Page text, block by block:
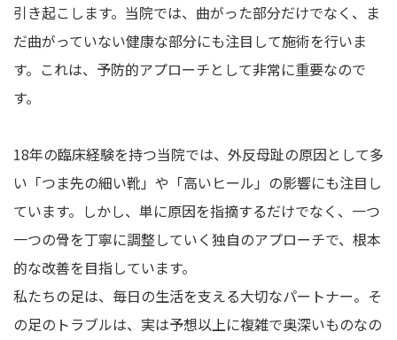
引き起こします。当院では、曲がった部分だけでなく、ま
だ曲がっていない健康な部分にも注目して施術を行いま
す。これは、予防的アプローチとして非常に重要なので
す。
18年の臨床経験を持つ当院では、外反母趾の原因として多
い「つま先の細い靴」や「高いヒール」の影響にも注目し
ています。しかし、単に原因を指摘するだけでなく、一つ
一つの骨を丁寧に調整していく独自のアプローチで、根本
的な改善を目指しています。
私たちの足は、毎日の生活を支える大切なパートナー。そ
の足のトラブルは、実は予想以上に複雑で奥深いものなの